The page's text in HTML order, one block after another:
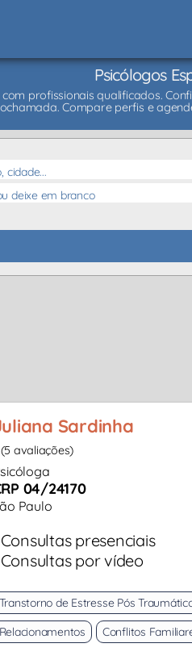
Psicólogos
profissionais qualificados.
Compare perfis e
cidade...
deixe em branco
Sardinha
(5 avaliações)
04/24170
Paulo
Consultas presenciais
Consultas por vídeo
Transtorno de Estresse Pós
Relacionamentos
Conflitos